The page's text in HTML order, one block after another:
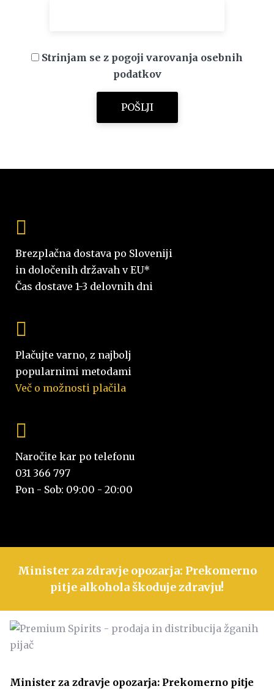
Strinjam se z pogoji varovanja osebnih
podatkov
Brezplačna dostava po Sloveniji
in določenih državah v EU*
Čas dostave 1-3 delovnih dni
Plačujte varno, z najbolj
popularnimi metodami
Več o možnosti plačila
Naročite kar po telefonu
031 366 797
Pon - Sob: 09:00 - 20:00
Minister za zdravje opozarja: Prekomerno
pitje alkohola škoduje zdravju!
Minister za zdravje opozarja: Prekomerno pitje